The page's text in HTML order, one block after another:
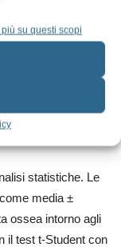
su questi scopi
e il
considerando la
è stata calibrata
statistiche. Le
media ±
ossea intorno agli
il test t-Student con